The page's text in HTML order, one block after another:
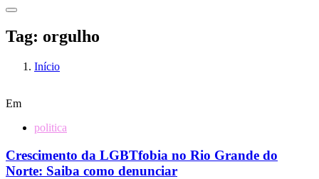
Tag: orgulho
Início
Em
politica
Crescimento da LGBTfobia no Rio Grande do
Norte: Saiba como denunciar